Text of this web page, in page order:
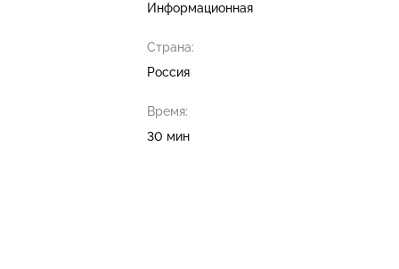
Информационная
Страна:
Россия
Время:
30 мин